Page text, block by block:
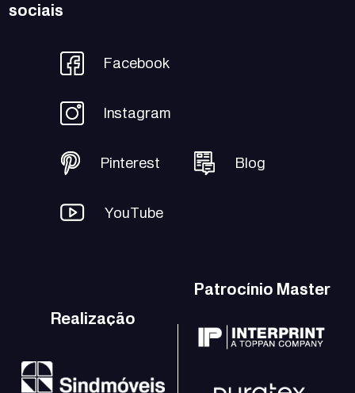
sociais
Facebook
Instagram
Pinterest Blog
YouTube
Realização
Patrocínio Master